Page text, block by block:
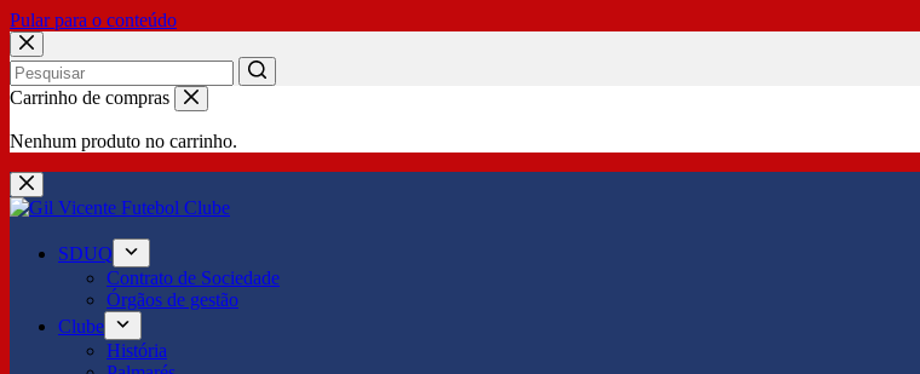
Pular para o conteúdo
No
Carrinho de compras
Nenhum produto no carrinho.
SDUQ
Contrato de Sociedade
Órgãos de gestão
Clube
História